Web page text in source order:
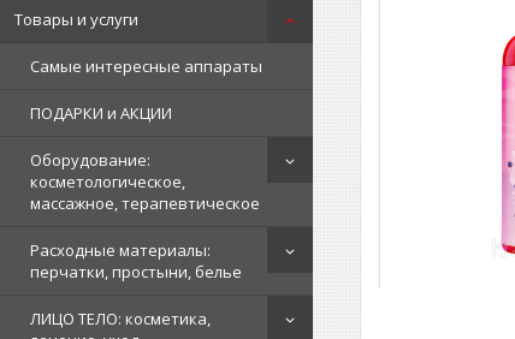
Товары и услуги
Самые интересные аппараты
ПОДАРКИ и АКЦИИ
Оборудование:
косметологическое,
массажное, терапевтическое
Расходные материалы:
перчатки, простыни, белье
ЛИЦО ТЕЛО: косметика,